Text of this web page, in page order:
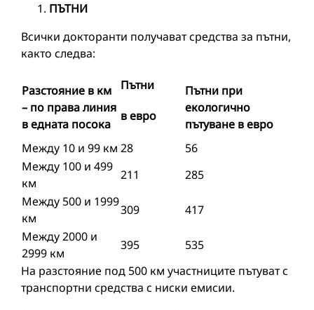
ПЪТНИ
Всички докторанти получават средства за пътни,
както следва:
Разстояние в км
– по права линия
в едната посока
Пътни
в евро
Пътни при
екологично
пътуване в евро
Между 10 и 99 км 28
56
Между 100 и 499
км
211
285
Между 500 и 1999
км
309
417
Между 2000 и
2999 км
395
535
На разстояние под 500 км участниците пътуват с
транспортни средства с ниски емисии.